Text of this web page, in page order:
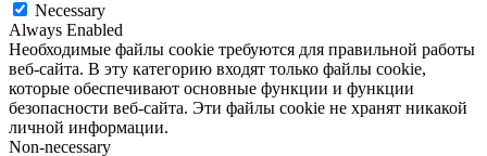
Necessary
Always Enabled
Необходимые файлы cookie требуются для правильной работы
веб-сайта. В эту категорию входят только файлы cookie,
которые обеспечивают основные функции и функции
безопасности веб-сайта. Эти файлы cookie не хранят никакой
личной информации.
Non-necessary